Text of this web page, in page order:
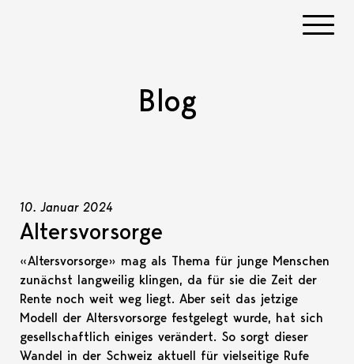
Blog
10. Januar 2024
Altersvorsorge
«Altersvorsorge» mag als Thema für junge Menschen
zunächst langweilig klingen, da für sie die Zeit der
Rente noch weit weg liegt. Aber seit das jetzige
Modell der Altersvorsorge festgelegt wurde, hat sich
gesellschaftlich einiges verändert. So sorgt dieser
Wandel in der Schweiz aktuell für vielseitige Rufe